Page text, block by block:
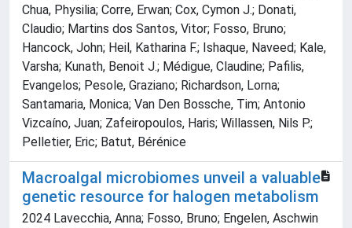
Chua, Physilia; Corre, Erwan; Cox, Cymon J.; Donati,
Claudio; Martins dos Santos, Vitor; Fosso, Bruno;
Hancock, John; Heil, Katharina F.; Ishaque, Naveed; Kale,
Varsha; Kunath, Benoit J.; Médigue, Claudine; Pafilis,
Evangelos; Pesole, Graziano; Richardson, Lorna;
Santamaria, Monica; Van Den Bossche, Tim; Antonio
Vizcaíno, Juan; Zafeiropoulos, Haris; Willassen, Nils P.;
Pelletier, Eric; Batut, Bérénice
Macroalgal microbiomes unveil a valuable
genetic resource for halogen metabolism
2024 Lavecchia, Anna; Fosso, Bruno; Engelen, Aschwin